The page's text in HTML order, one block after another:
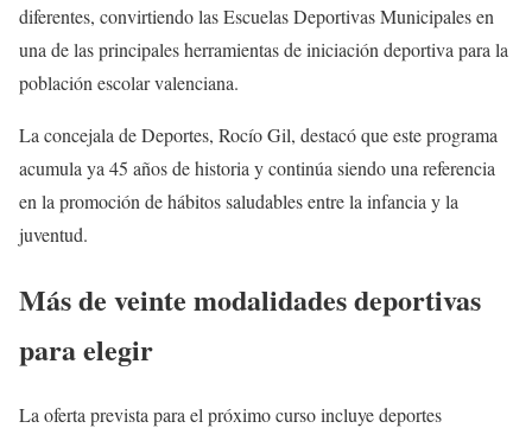
diferentes, convirtiendo las Escuelas Deportivas Municipales en
una de las principales herramientas de iniciación deportiva para la
población escolar valenciana.
La concejala de Deportes, Rocío Gil, destacó que este programa
acumula ya 45 años de historia y continúa siendo una referencia
en la promoción de hábitos saludables entre la infancia y la
juventud.
Más de veinte modalidades deportivas
para elegir
La oferta prevista para el próximo curso incluye deportes